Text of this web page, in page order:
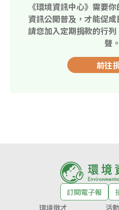
《環境資訊中心》需要
資訊公開普及，才能促
請您加入定期捐款的行
聲。
前往
訂閱電子報
環境徵才
活動